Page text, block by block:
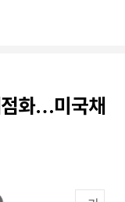
점화…미국채